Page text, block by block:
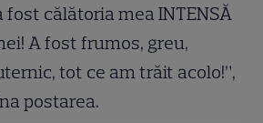
fost călătoria mea INTENSĂ
A fost frumos, greu,
tot ce am trăit acolo!”,
postarea.